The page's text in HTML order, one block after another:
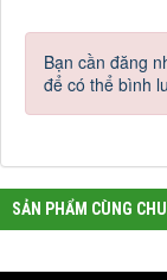
Bạn cần đăng
để có thể bình
SẢN PHẨM CÙNG